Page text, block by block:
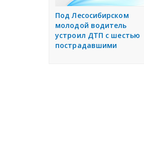
Под Лесосибирском
молодой водитель
устроил ДТП с шестью
пострадавшими